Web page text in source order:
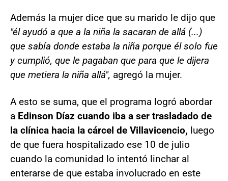
Además la mujer dice que su marido le dijo que
"él ayudó a que a la niña la sacaran de allá (...)
que sabía donde estaba la niña porque él solo fue
y cumplió, que le pagaban que para que le dijera
que metiera la niña allá", agregó la mujer.
A esto se suma, que el programa logró abordar
a Edinson Díaz cuando iba a ser trasladado de
la clínica hacia la cárcel de Villavicencio, luego
de que fuera hospitalizado ese 10 de julio
cuando la comunidad lo intentó linchar al
enterarse de que estaba involucrado en este